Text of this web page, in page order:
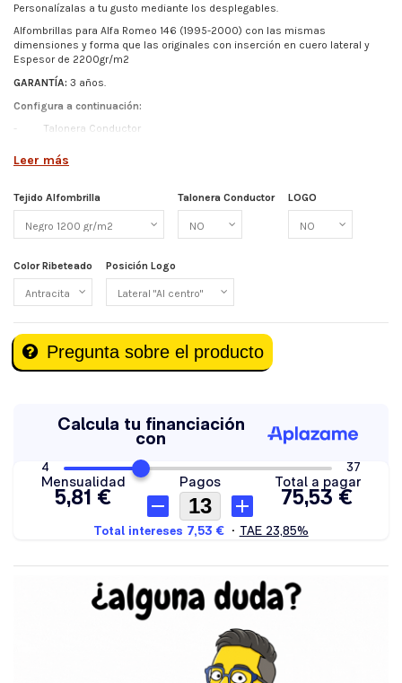
Personalízalas a tu gusto mediante los desplegables.
Alfombrillas para Alfa Romeo 146 (1995-2000) con las mismas
dimensiones y forma que las originales con inserción en cuero lateral y
Espesor de 2200gr/m2
GARANTÍA: 3 años.
Configura a continuación:
-
Talonera Conductor
Color Ribeteado
-
Posición de Logo
Más detalles abajo.
Leer más
Tejido Alfombrilla Talonera Conductor LOGO
Color Ribeteado Posición Logo
Pregunta sobre el producto